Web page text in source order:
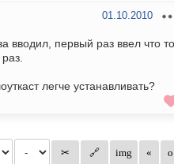
01.10.2010
вводил, первый раз ввел что то
легче устанавливать?